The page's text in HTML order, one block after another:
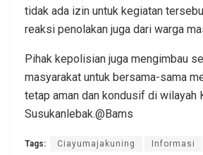
tidak ada izin untuk kegiatan
reaksi penolakan juga dari warga
Pihak kepolisian juga mengimbau
masyarakat untuk bersama-sama
tetap aman dan kondusif di wilayah
Susukanlebak.@Bams
Tags: Ciayumajakuning Informasi